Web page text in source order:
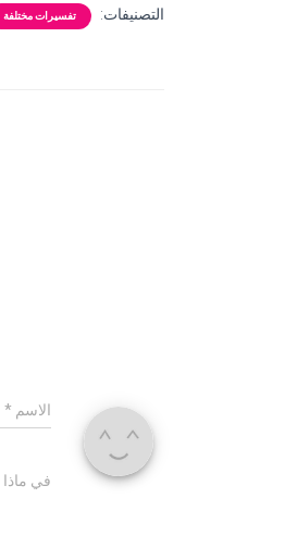
التصنيفات: تفسيرات مختلفة
الاسم *
في